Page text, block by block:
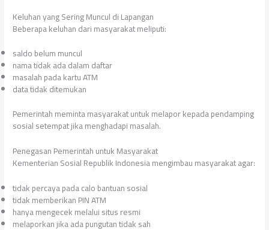
Keluhan yang Sering Muncul di Lapangan
Beberapa keluhan dari masyarakat meliputi:
saldo belum muncul
nama tidak ada dalam daftar
masalah pada kartu ATM
data tidak ditemukan
Pemerintah meminta masyarakat untuk melapor kepada pendamping
sosial setempat jika menghadapi masalah.
Penegasan Pemerintah untuk Masyarakat
Kementerian Sosial Republik Indonesia mengimbau masyarakat agar:
tidak percaya pada calo bantuan sosial
tidak memberikan PIN ATM
hanya mengecek melalui situs resmi
melaporkan jika ada pungutan tidak sah